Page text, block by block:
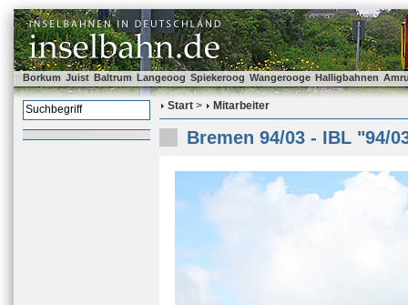
Borkum Juist Baltrum Langeoog Spiekeroog Wangerooge Halligbahnen
Start > Mitarbeiter
Bremen 94/03 - IBL "94/